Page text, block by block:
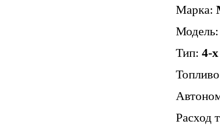
Марка:
Тип: 4-
Расход